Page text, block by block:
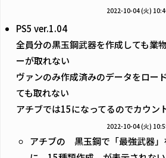
2022-10-04 (火)
PS5 ver.1.04
全員分の黒玉鋼武器を作成しても業
ーが取れない
ヴァンのみ作成済みのデータをロー
ても取れない
アチブでは15になってるのでカウン
2022-10-04 (火)
アチブの 黒玉鋼で「最強武器